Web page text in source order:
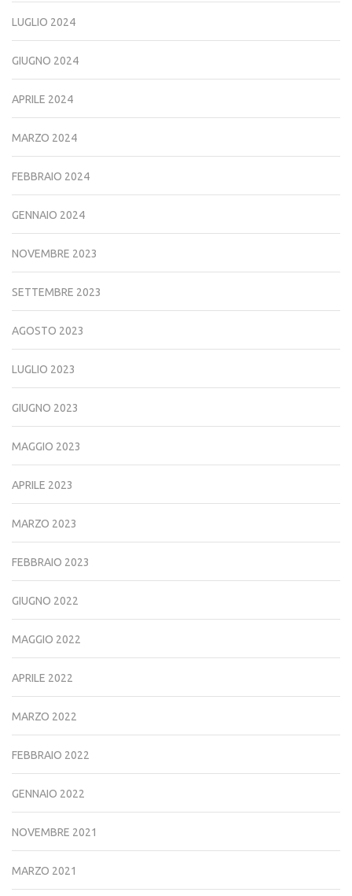
LUGLIO 2024
GIUGNO 2024
APRILE 2024
MARZO 2024
FEBBRAIO 2024
GENNAIO 2024
NOVEMBRE 2023
SETTEMBRE 2023
AGOSTO 2023
LUGLIO 2023
GIUGNO 2023
MAGGIO 2023
APRILE 2023
MARZO 2023
FEBBRAIO 2023
GIUGNO 2022
MAGGIO 2022
APRILE 2022
MARZO 2022
FEBBRAIO 2022
GENNAIO 2022
NOVEMBRE 2021
MARZO 2021